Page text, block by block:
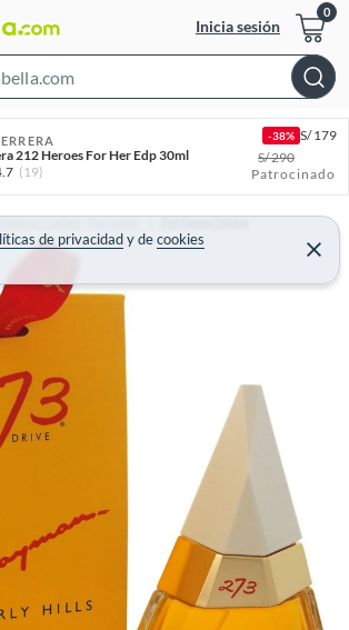
Inicia sesión
h
B
r
212 Heroes For Her Edp 30ml
(19)
-38% S/179
S/290
Patrocinado
de privacidadydecookies
C
e
r
y salud - Perfumes Perfumes Mujer